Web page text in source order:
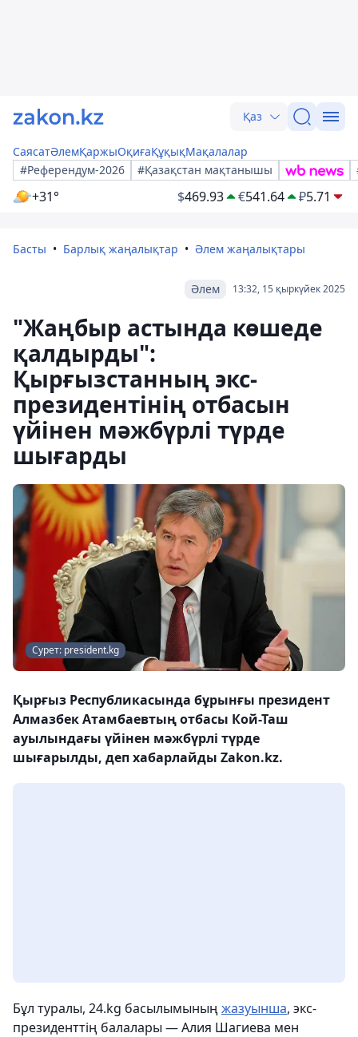
Қаз
СаясатӘлемҚаржыОқиғаҚұқықМақалалар
#Референдум-2026
#Қазақстан мақтанышы
+31° $469.93 €541.64 ₽5.71
Басты Барлық жаңалықтар Әлем жаңалықтары
13:32, 15 қыркүйек 2025
Әлем
"Жаңбыр астында көшеде
қалдырды":
Қырғызстанның экс-
президентінің отбасын
үйінен мәжбүрлі түрде
шығарды
Сурет: president.kg
Қырғыз Республикасында бұрынғы президент
Алмазбек Атамбаевтың отбасы Кой-Таш
ауылындағы үйінен мәжбүрлі түрде
шығарылды, деп хабарлайды Zakon.kz.
Бұл туралы, 24.kg басылымының жазуынша, экс-
президенттің балалары — Алия Шагиева мен